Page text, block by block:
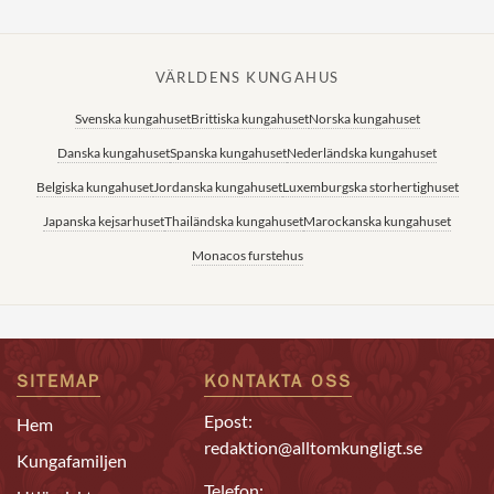
VÄRLDENS KUNGAHUS
Svenska kungahusetBrittiska kungahusetNorska kungahuset
Danska kungahusetSpanska kungahusetNederländska kungahuset
Belgiska kungahusetJordanska kungahusetLuxemburgska storhertighuset
Japanska kejsarhusetThailändska kungahusetMarockanska kungahuset
Monacos furstehus
SITEMAP
Hem
Kungafamiljen
KONTAKTA OSS
Epost:
redaktion@alltomkungligt.se